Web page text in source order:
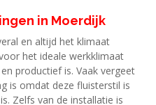
in Moerdijk
en altijd het klimaat
het ideale werkklimaat
productief is. Vaak vergeet
is omdat deze fluisterstil is
Zelfs van de installatie is